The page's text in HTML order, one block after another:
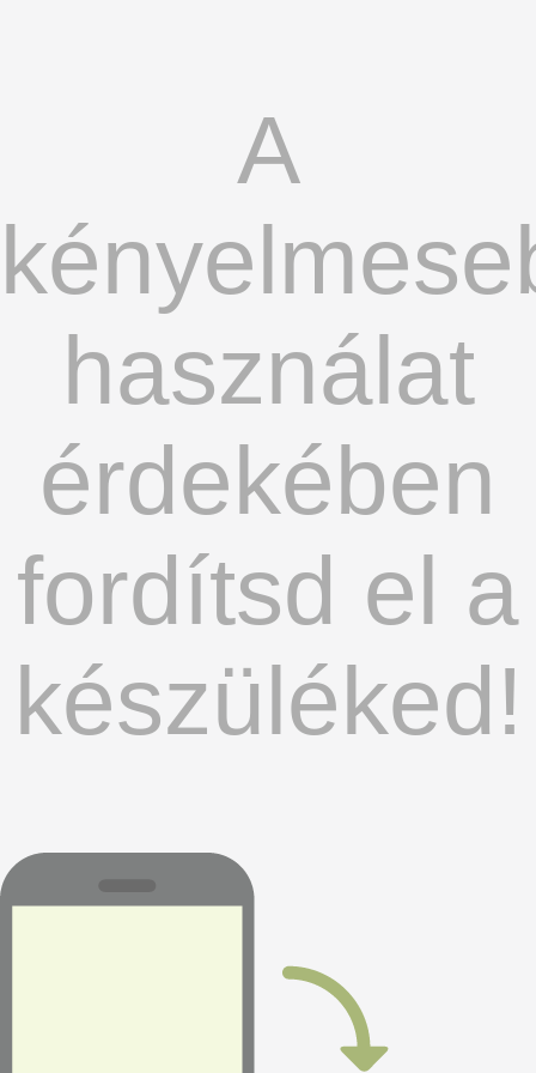
A
használat
érdekében
fordítsd el a
készüléked!